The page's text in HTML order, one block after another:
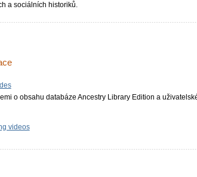
a sociálních historiků.
o obsahu databáze Ancestry Library Edition a
videos